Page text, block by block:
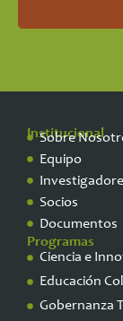
Institucional
Sobre
Equipo
Socios
Documentos
Programas
Ciencia e
Educación
Gobernanza